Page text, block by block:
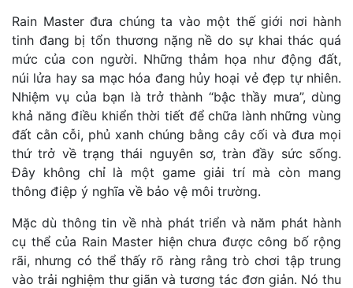
Rain Master đưa chúng ta vào một thế giới nơi hành
tinh đang bị tổn thương nặng nề do sự khai thác quá
mức của con người. Những thảm họa như động đất,
núi lửa hay sa mạc hóa đang hủy hoại vẻ đẹp tự nhiên.
Nhiệm vụ của bạn là trở thành “bậc thầy mưa”, dùng
khả năng điều khiển thời tiết để chữa lành những vùng
đất cằn cỗi, phủ xanh chúng bằng cây cối và đưa mọi
thứ trở về trạng thái nguyên sơ, tràn đầy sức sống.
Đây không chỉ là một game giải trí mà còn mang
thông điệp ý nghĩa về bảo vệ môi trường.
Mặc dù thông tin về nhà phát triển và năm phát hành
cụ thể của Rain Master hiện chưa được công bố rộng
rãi, nhưng có thể thấy rõ ràng rằng trò chơi tập trung
vào trải nghiệm thư giãn và tương tác đơn giản. Nó thu